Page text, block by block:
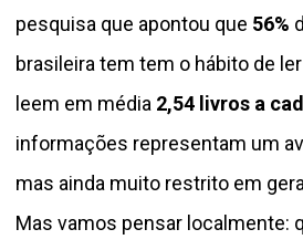
pesquisa que apontou que 56%
brasileira tem tem o hábito de
leem em média 2,54 livros a
informações representam um
mas ainda muito restrito em
Mas vamos pensar localmente: